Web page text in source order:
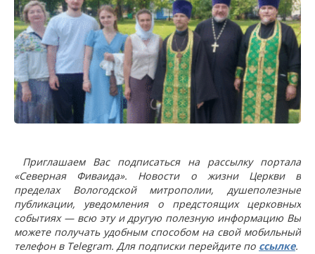
Приглашаем Вас подписаться на рассылку портала
«Северная Фиваида». Новости о жизни Церкви в
пределах Вологодской митрополии, душеполезные
публикации, уведомления о предстоящих церковных
событиях — всю эту и другую полезную информацию Вы
можете получать удобным способом на свой мобильный
телефон в Telegram. Для подписки перейдите по ссылке.